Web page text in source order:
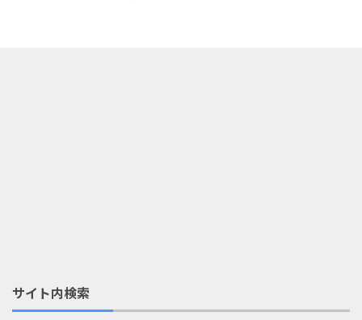
サイト内検索